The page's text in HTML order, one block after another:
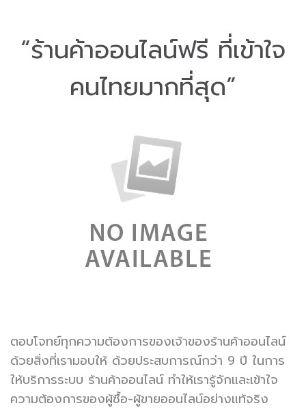
“ร้านค้าออนไลน์ฟรี ที่เข้าใจ
คนไทยมากที่สุด”
ตอบโจทย์ทุกความต้องการของเจ้าของร้านค้าออนไลน์
ด้วยสิ่งที่เรามอบให้ ด้วยประสบการณ์กว่า 9 ปี ในการ
ให้บริการระบบ ร้านค้าออนไลน์ ทำให้เรารู้จักและเข้าใจ
ความต้องการของผู้ซื้อ-ผู้ขายออนไลน์อย่างแท้จริง